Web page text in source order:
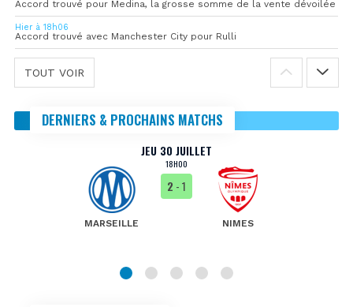
Accord trouvé pour Medina, la grosse somme de la vente dévoilée
Hier à 18h06
Accord trouvé avec Manchester City pour Rulli
TOUT VOIR
DERNIERS & PROCHAINS MATCHS
JEU 30 JUILLET
18H00
MARSEILLE
2 - 1
NIMES